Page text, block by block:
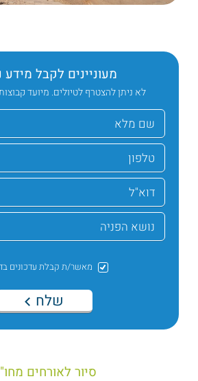
מעוניינים לקבל מידע
לא ניתן להצטרף לטיולים. מיועד
מאשר/ת קבלת עדכונים
שלח
סיור לאורחים